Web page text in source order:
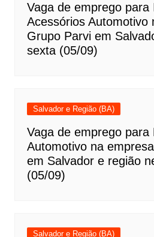
Vaga de emprego para
Acessórios Automotivo
Grupo Parvi em
sexta (05/09)
Salvador e Região (BA)
Vaga de emprego para
Automotivo na
em Salvador e região
(05/09)
Salvador e Região (BA)